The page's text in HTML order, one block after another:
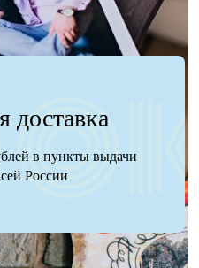
доставка
в пункты выдачи
России